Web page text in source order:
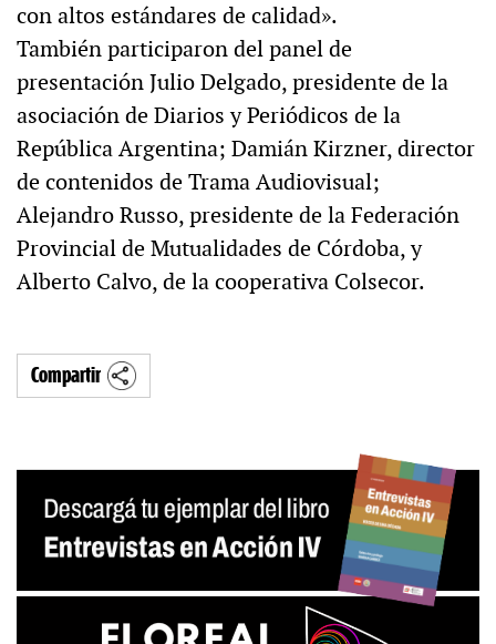
con altos estándares de calidad».
También participaron del panel de
presentación Julio Delgado, presidente de la
asociación de Diarios y Periódicos de la
República Argentina; Damián Kirzner, director
de contenidos de Trama Audiovisual;
Alejandro Russo, presidente de la Federación
Provincial de Mutualidades de Córdoba, y
Alberto Calvo, de la cooperativa Colsecor.
Compartir